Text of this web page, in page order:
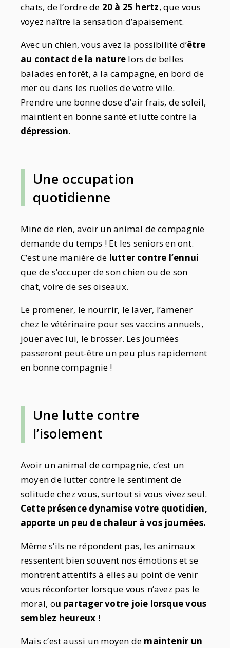
chats, de l’ordre de 20 à 25 hertz, que vous
voyez naître la sensation d’apaisement.
Avec un chien, vous avez la possibilité d’être
au contact de la nature lors de belles
balades en forêt, à la campagne, en bord de
mer ou dans les ruelles de votre ville.
Prendre une bonne dose d’air frais, de soleil,
maintient en bonne santé et lutte contre la
dépression.
Une occupation
quotidienne
Mine de rien, avoir un animal de compagnie
demande du temps ! Et les seniors en ont.
C’est une manière de lutter contre l’ennui
que de s’occuper de son chien ou de son
chat, voire de ses oiseaux.
Le promener, le nourrir, le laver, l’amener
chez le vétérinaire pour ses vaccins annuels,
jouer avec lui, le brosser. Les journées
passeront peut-être un peu plus rapidement
en bonne compagnie !
Une lutte contre
l’isolement
Avoir un animal de compagnie, c’est un
moyen de lutter contre le sentiment de
solitude chez vous, surtout si vous vivez seul.
Cette présence dynamise votre quotidien,
apporte un peu de chaleur à vos journées.
Même s’ils ne répondent pas, les animaux
ressentent bien souvent nos émotions et se
montrent attentifs à elles au point de venir
vous réconforter lorsque vous n’avez pas le
moral, ou partager votre joie lorsque vous
semblez heureux !
Mais c’est aussi un moyen de maintenir un